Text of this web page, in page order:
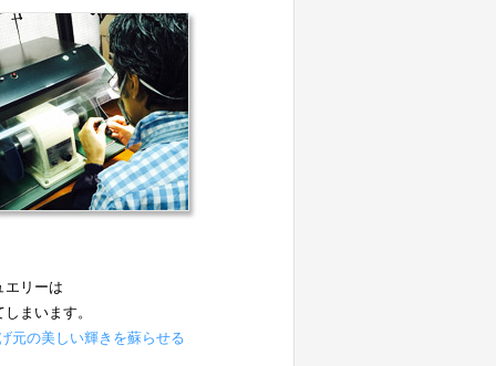
エリーは
まいます。
元の美しい輝きを蘇らせる